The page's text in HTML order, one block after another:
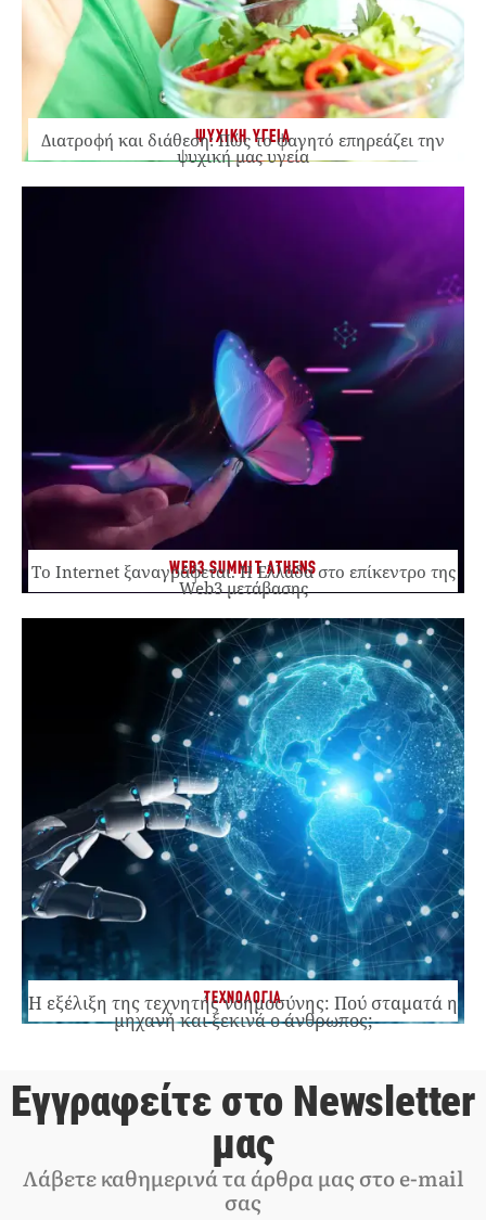
ΨΥΧΙΚΗ ΥΓΕΙΑ
Διατροφή και διάθεση: Πώς το φαγητό επηρεάζει την
ψυχική μας υγεία
WEB3 SUMMIT ATHENS
Το Internet ξαναγράφεται. Η Ελλάδα στο επίκεντρο της
Web3 μετάβασης
ΤΕΧΝΟΛΟΓΙΑ
Η εξέλιξη της τεχνητής νοημοσύνης: Πού σταματά η
μηχανή και ξεκινά ο άνθρωπος;
Εγγραφείτε στο Newsletter
μας
Λάβετε καθημερινά τα άρθρα μας στο e-mail
σας